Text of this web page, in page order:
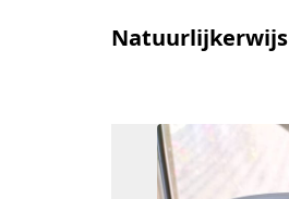
Natuurlijkerwijs